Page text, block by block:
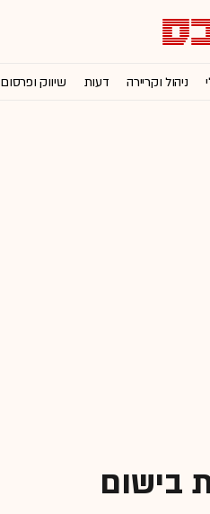
ניהול וקריירה דעות שיווק ופרסום
בישום